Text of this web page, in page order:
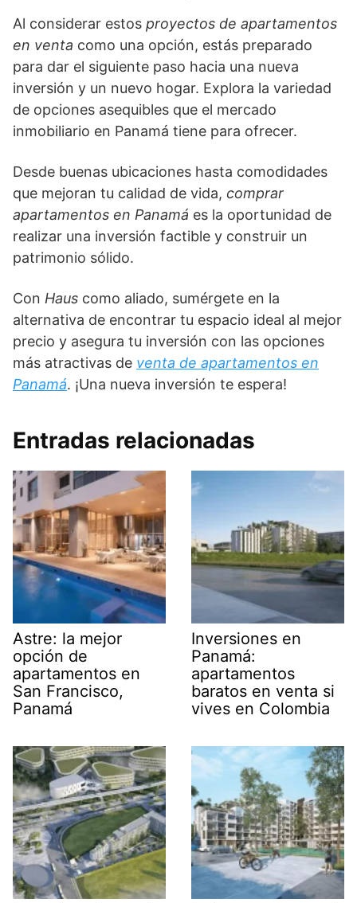
Al considerar estos proyectos de apartamentos
en venta como una opción, estás preparado
para dar el siguiente paso hacia una nueva
inversión y un nuevo hogar. Explora la variedad
de opciones asequibles que el mercado
inmobiliario en Panamá tiene para ofrecer.
Desde buenas ubicaciones hasta comodidades
que mejoran tu calidad de vida, comprar
apartamentos en Panamá es la oportunidad de
realizar una inversión factible y construir un
patrimonio sólido.
Con Haus como aliado, sumérgete en la
alternativa de encontrar tu espacio ideal al mejor
precio y asegura tu inversión con las opciones
más atractivas de venta de apartamentos en
Panamá. ¡Una nueva inversión te espera!
Entradas relacionadas
Astre: la mejor
opción de
apartamentos en
San Francisco,
Panamá
Inversiones en
Panamá:
apartamentos
baratos en venta si
vives en Colombia